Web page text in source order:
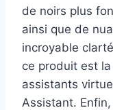
de noirs plus
ainsi que de
incroyable
ce produit est
assistants
Assistant.